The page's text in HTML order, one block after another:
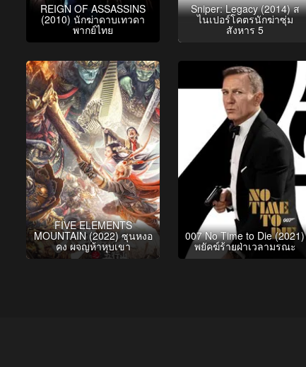
REIGN OF ASSASSINS
(2010) นักฆ่าดาบเทวดา
พากย์ไทย
Sniper: Legacy (2014) ส
ไนเปอร์โคตรนักฆ่าซุ่ม
สังหาร 5
FIVE ELEMENTS
MOUNTAIN (2022) ซุนหงอ
คง ผจญห้าหุบเขา
007 No Time to Die (2021)
พยัคฆ์ร้ายฝ่าเวลามรณะ